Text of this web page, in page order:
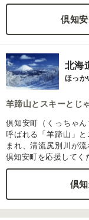
倶知
北海
ほっか
羊蹄山とスキーとじ
倶知安町（くっちゃ
呼ばれる「羊蹄山」
まれ、清流尻別川が
倶知安町を応援してく
倶